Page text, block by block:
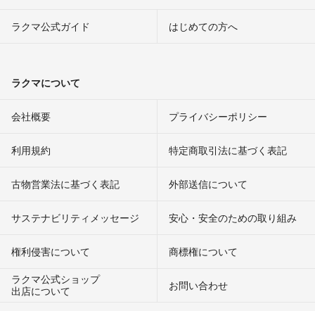
ラクマ公式ガイド はじめての方へ
ラクマについて
会社概要 プライバシーポリシー
利用規約 特定商取引法に基づく表記
古物営業法に基づく表記 外部送信について
サステナビリティメッセージ 安心・安全のための取り組み
権利侵害について
商標権について
ラクマ公式ショップ
出店について
お問い合わせ